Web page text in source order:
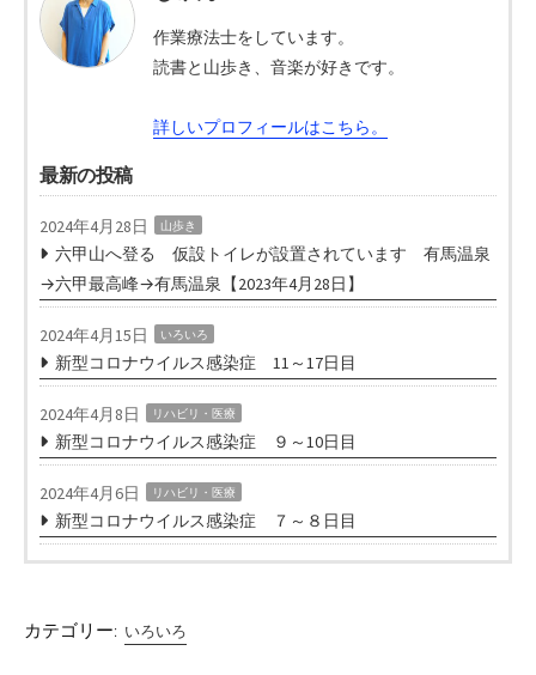
作業療法士をしています。
読書と山歩き、音楽が好きです。
詳しいプロフィールはこちら。
最新の投稿
2024年4月28日 山歩き
六甲山へ登る 仮設トイレが設置されています 有馬温泉
→六甲最高峰→有馬温泉【2023年4月28日】
2024年4月15日 いろいろ
新型コロナウイルス感染症 11～17日目
2024年4月8日 リハビリ・医療
新型コロナウイルス感染症 ９～10日目
2024年4月6日 リハビリ・医療
新型コロナウイルス感染症 ７～８日目
カテゴリー: いろいろ